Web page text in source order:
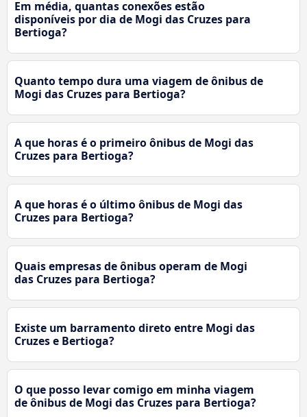
Em média, quantas conexões estão
disponíveis por dia de Mogi das Cruzes para
Bertioga?
Quanto tempo dura uma viagem de ônibus de
Mogi das Cruzes para Bertioga?
A que horas é o primeiro ônibus de Mogi das
Cruzes para Bertioga?
A que horas é o último ônibus de Mogi das
Cruzes para Bertioga?
Quais empresas de ônibus operam de Mogi
das Cruzes para Bertioga?
Existe um barramento direto entre Mogi das
Cruzes e Bertioga?
O que posso levar comigo em minha viagem
de ônibus de Mogi das Cruzes para Bertioga?